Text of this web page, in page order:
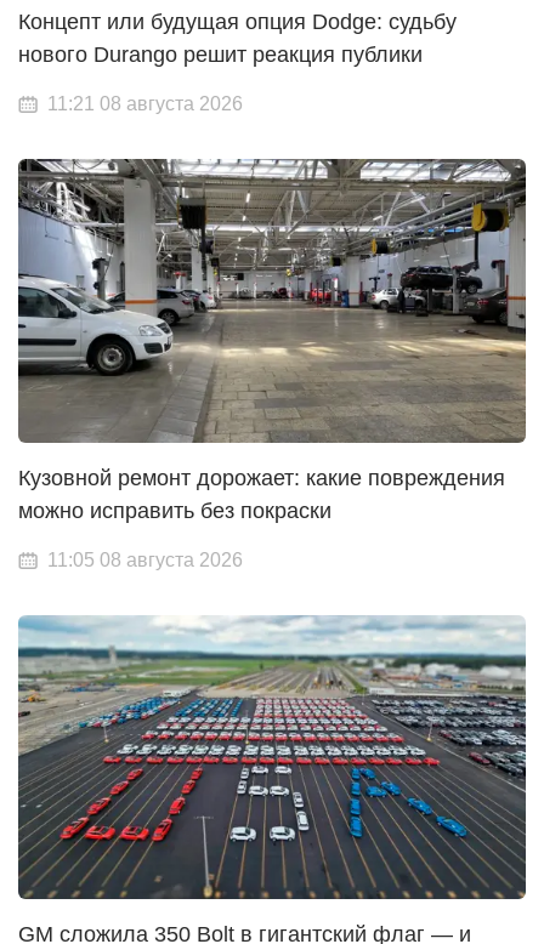
Концепт или будущая опция Dodge: судьбу
нового Durango решит реакция публики
11:21 08 августа 2026
Кузовной ремонт дорожает: какие повреждения
можно исправить без покраски
11:05 08 августа 2026
GM сложила 350 Bolt в гигантский флаг — и